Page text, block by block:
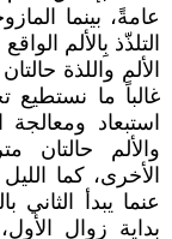
عامةً، بينما
التلذّذ بِالألم
الألم واللذة
غالباً ما نستطيع
استبعاد
والألم حالتان
الأخرى، كما
عنما يبدأ الثاني
بداية زوال